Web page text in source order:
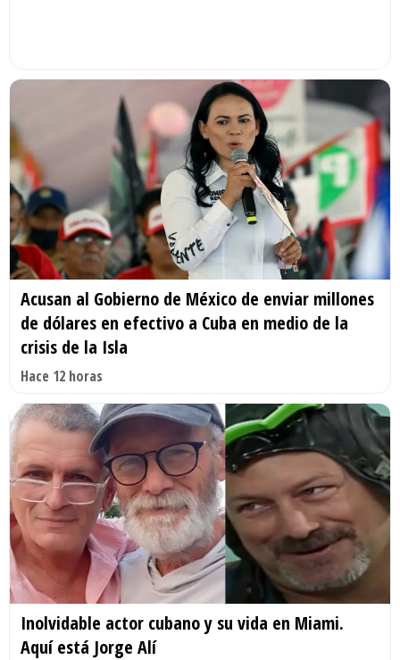
Acusan al Gobierno de México de enviar millones
de dólares en efectivo a Cuba en medio de la
crisis de la Isla
Hace 12 horas
Inolvidable actor cubano y su vida en Miami.
Aquí está Jorge Alí